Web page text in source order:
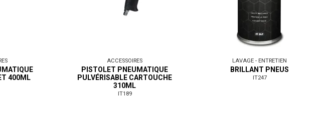
400ML
ACCESSOIRES
PISTOLET PNEUMATIQUE
PULVÉRISABLE CARTOUCHE
310ML
IT189
LAVAGE - ENTRETIEN
BRILLANT PNEUS
IT247